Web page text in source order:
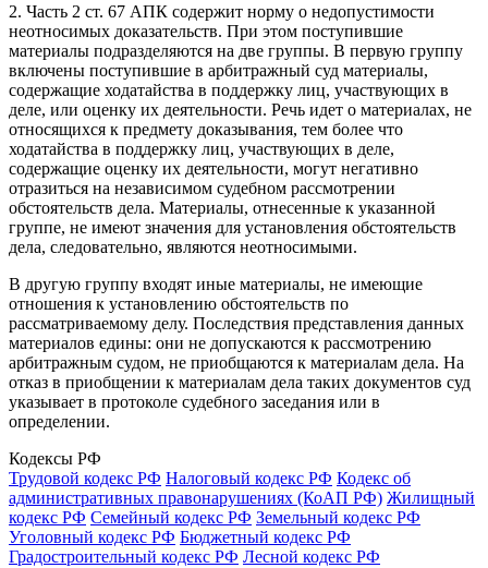
2. Часть 2 ст. 67 АПК содержит норму о недопустимости
неотносимых доказательств. При этом поступившие
материалы подразделяются на две группы. В первую группу
включены поступившие в арбитражный суд материалы,
содержащие ходатайства в поддержку лиц, участвующих в
деле, или оценку их деятельности. Речь идет о материалах, не
относящихся к предмету доказывания, тем более что
ходатайства в поддержку лиц, участвующих в деле,
содержащие оценку их деятельности, могут негативно
отразиться на независимом судебном рассмотрении
обстоятельств дела. Материалы, отнесенные к указанной
группе, не имеют значения для установления обстоятельств
дела, следовательно, являются неотносимыми.
В другую группу входят иные материалы, не имеющие
отношения к установлению обстоятельств по
рассматриваемому делу. Последствия представления данных
материалов едины: они не допускаются к рассмотрению
арбитражным судом, не приобщаются к материалам дела. На
отказ в приобщении к материалам дела таких документов суд
указывает в протоколе судебного заседания или в
определении.
Кодексы РФ
Трудовой кодекс РФ Налоговый кодекс РФ Кодекс об
административных правонарушениях (КоАП РФ) Жилищный
кодекс РФ Семейный кодекс РФ Земельный кодекс РФ
Уголовный кодекс РФ Бюджетный кодекс РФ
Градостроительный кодекс РФ Лесной кодекс РФ